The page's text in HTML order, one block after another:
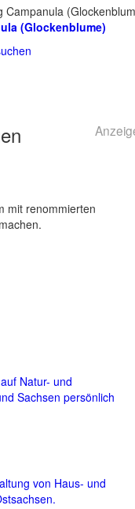
Campanula
(Glockenblume)
mit renommierten
Natur- und
Sachsen persönlich
von Haus- und